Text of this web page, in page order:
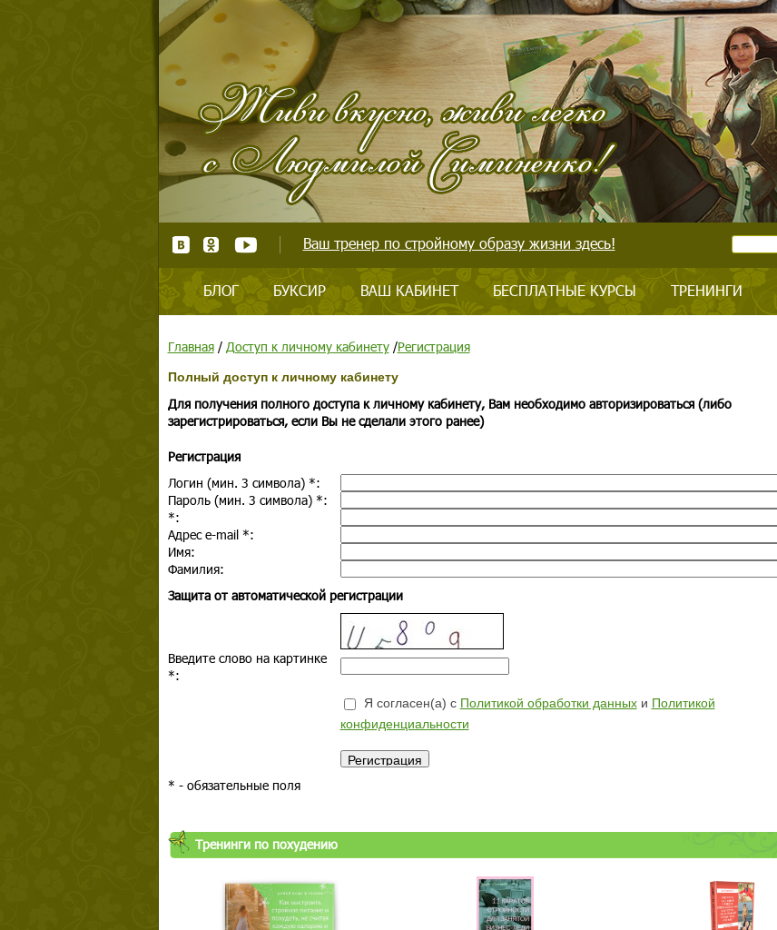
Ваш тренер по стройному образу жизни здесь!
БЛОГ БУКСИР ВАШ КАБИНЕТ БЕСПЛАТНЫЕ КУРСЫ ТРЕНИНГИ
Главная/ Доступ к личному кабинету/Регистрация
Полный доступ к личному кабинету
Для получения полного доступа к личному кабинету, Вам необходимо авторизироваться (либо
зарегистрироваться, если Вы не сделали этого ранее)
Регистрация
Логин (мин. 3 символа) *:
Пароль (мин. 3 символа) *:
*:
Адрес e-mail *:
Имя:
Фамилия:
Защита от автоматической регистрации
Введите слово на картинке
*:
Я согласен(а) с Политикой обработки данныхи Политикой
конфиденциальности
* - обязательные поля
Тренинги по похудению